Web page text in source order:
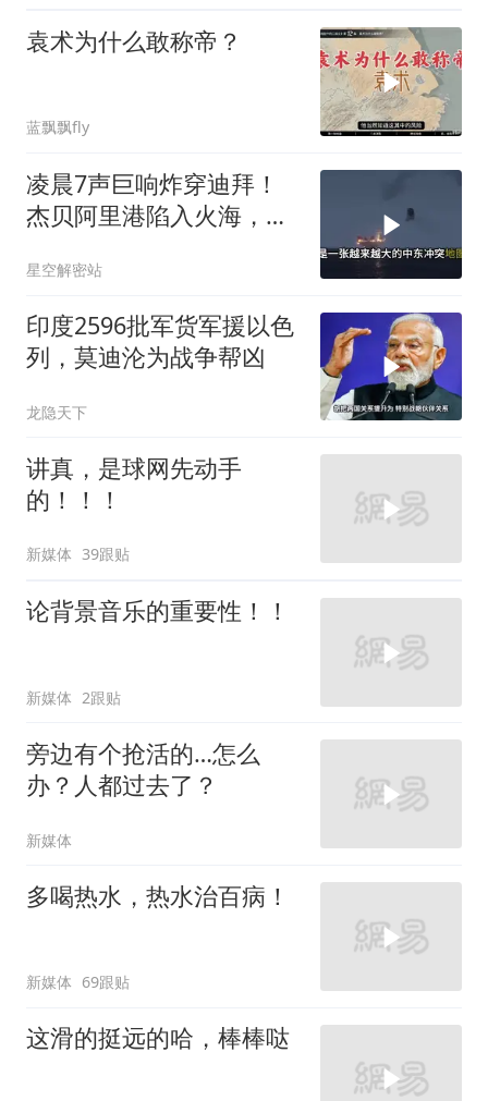
袁术为什么敢称帝？
蓝飘飘fly
凌晨7声巨响炸穿迪拜！
杰贝阿里港陷入火海，美
彻底心寒
星空解密站
印度2596批军货军援以色
列，莫迪沦为战争帮凶
龙隐天下
讲真，是球网先动手
的！！！
新媒体 39跟贴
论背景音乐的重要性！！
新媒体 2跟贴
旁边有个抢活的…怎么
办？人都过去了？
新媒体
多喝热水，热水治百病！
新媒体 69跟贴
这滑的挺远的哈，棒棒哒